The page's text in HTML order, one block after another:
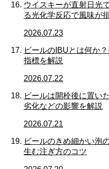
ウイスキーが直射日光
る光化学反応で風味が
2026.07.23
ビールのIBUとは何か
指標を解説
2026.07.22
ビールは開栓後に置い
劣化などの影響を解説
2026.07.21
ビールのきめ細かい泡
生む注ぎ方のコツ